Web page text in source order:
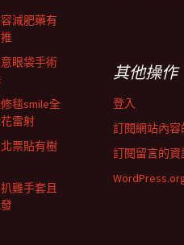
減肥藥有
眼袋手術
毯smile全
雷射
票貼有樹
雞手套且
其他操作
登入
訂閱網站內
訂閱留言的資